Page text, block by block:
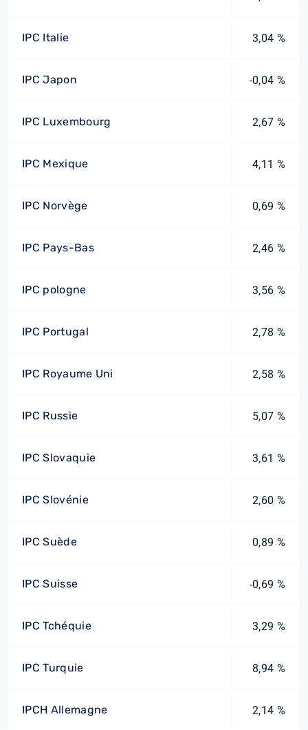
IPC Italie 3,04 %
IPC Japon -0,04 %
IPC Luxembourg 2,67 %
IPC Mexique 4,11 %
IPC Norvège 0,69 %
IPC Pays-Bas 2,46 %
IPC pologne 3,56 %
IPC Portugal 2,78 %
IPC Royaume Uni 2,58 %
IPC Russie 5,07 %
IPC Slovaquie 3,61 %
IPC Slovénie 2,60 %
IPC Suède 0,89 %
IPC Suisse -0,69 %
IPC Tchéquie 3,29 %
IPC Turquie 8,94 %
IPCH Allemagne 2,14 %